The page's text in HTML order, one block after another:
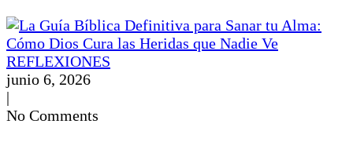
REFLEXIONES
junio 6, 2026
|
No Comments